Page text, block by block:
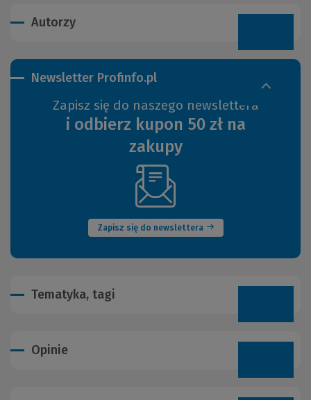
Autorzy
Newsletter Profinfo.pl
Zapisz się do naszego newslettera
i odbierz kupon 50 zł na
zakupy
Zapisz się do newslettera
(Nowe
okno)
Tematyka, tagi
Opinie